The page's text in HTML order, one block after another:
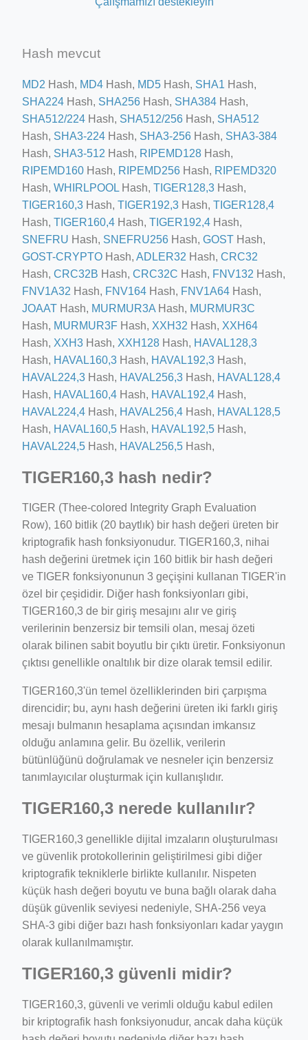
feed-calculator
co-work?lat=37.49813&lng=127.0284&zoom=16
shredder-plant-equipment/scrap-shredder-fabrication
Hash mevcut
MD2 Hash, MD4 Hash, MD5 Hash, SHA1 Hash,
SHA224 Hash, SHA256 Hash, SHA384 Hash,
SHA512/224 Hash, SHA512/256 Hash, SHA512
Hash, SHA3-224 Hash, SHA3-256 Hash, SHA3-384
Hash, SHA3-512 Hash, RIPEMD128 Hash,
RIPEMD160 Hash, RIPEMD256 Hash, RIPEMD320
Hash, WHIRLPOOL Hash, TIGER128,3 Hash,
TIGER160,3 Hash, TIGER192,3 Hash, TIGER128,4
Hash, TIGER160,4 Hash, TIGER192,4 Hash,
SNEFRU Hash, SNEFRU256 Hash, GOST Hash,
GOST-CRYPTO Hash, ADLER32 Hash, CRC32
Hash, CRC32B Hash, CRC32C Hash, FNV132 Hash,
FNV1A32 Hash, FNV164 Hash, FNV1A64 Hash,
JOAAT Hash, MURMUR3A Hash, MURMUR3C
Hash, MURMUR3F Hash, XXH32 Hash, XXH64
Hash, XXH3 Hash, XXH128 Hash, HAVAL128,3
Hash, HAVAL160,3 Hash, HAVAL192,3 Hash,
HAVAL224,3 Hash, HAVAL256,3 Hash, HAVAL128,4
Hash, HAVAL160,4 Hash, HAVAL192,4 Hash,
HAVAL224,4 Hash, HAVAL256,4 Hash, HAVAL128,5
Hash, HAVAL160,5 Hash, HAVAL192,5 Hash,
HAVAL224,5 Hash, HAVAL256,5 Hash,
TIGER160,3 hash nedir?
TIGER (Thee-colored Integrity Graph Evaluation
Row), 160 bitlik (20 baytlık) bir hash değeri üreten bir
kriptografik hash fonksiyonudur. TIGER160,3, nihai
hash değerini üretmek için 160 bitlik bir hash değeri
ve TIGER fonksiyonunun 3 geçişini kullanan TIGER'in
özel bir çeşididir. Diğer hash fonksiyonları gibi,
TIGER160,3 de bir giriş mesajını alır ve giriş
verilerinin benzersiz bir temsili olan, mesaj özeti
olarak bilinen sabit boyutlu bir çıktı üretir. Fonksiyonun
çıktısı genellikle onaltılık bir dize olarak temsil edilir.
TIGER160,3'ün temel özelliklerinden biri çarpışma
direncidir; bu, aynı hash değerini üreten iki farklı giriş
mesajı bulmanın hesaplama açısından imkansız
olduğu anlamına gelir. Bu özellik, verilerin
bütünlüğünü doğrulamak ve nesneler için benzersiz
tanımlayıcılar oluşturmak için kullanışlıdır.
TIGER160,3 nerede kullanılır?
TIGER160,3 genellikle dijital imzaların oluşturulması
ve güvenlik protokollerinin geliştirilmesi gibi diğer
kriptografik tekniklerle birlikte kullanılır. Nispeten
küçük hash değeri boyutu ve buna bağlı olarak daha
düşük güvenlik seviyesi nedeniyle, SHA-256 veya
SHA-3 gibi diğer bazı hash fonksiyonları kadar yaygın
olarak kullanılmamıştır.
TIGER160,3 güvenli midir?
TIGER160,3, güvenli ve verimli olduğu kabul edilen
bir kriptografik hash fonksiyonudur, ancak daha küçük